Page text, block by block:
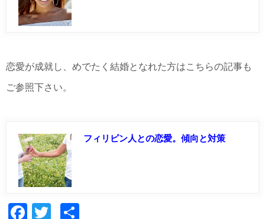
恋愛が成就し、めでたく結婚となれた方はこちらの記事も
ご参照下さい。
フィリピン人との恋愛。傾向と対策
Facebook
Twitter